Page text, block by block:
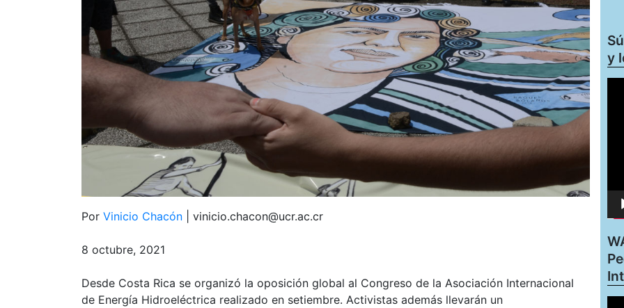
modelo
energético
Por Vinicio Chacón | vinicio.chacon@ucr.ac.cr
8 octubre, 2021
Desde Costa Rica se organizó la oposición global al Congreso de la Asociación Internacional
de Energía Hidroeléctrica realizado en setiembre. Activistas además llevarán un
y